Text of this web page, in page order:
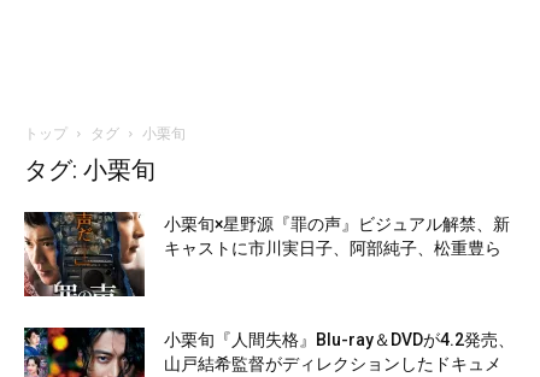
トップ タグ 小栗旬
タグ: 小栗旬
小栗旬×星野源『罪の声』ビジュアル解禁、新
キャストに市川実日子、阿部純子、松重豊ら
小栗旬『人間失格』Blu-ray＆DVDが4.2発売、
山戸結希監督がディレクションしたドキュメ